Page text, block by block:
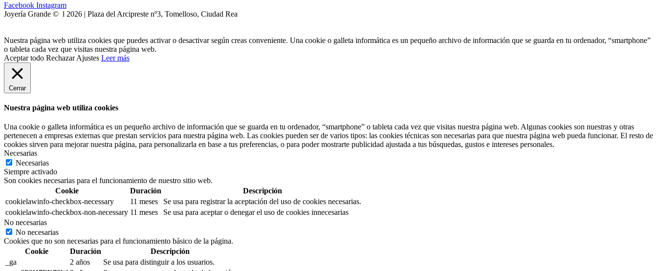
Facebook Instagram
Joyería Grande © l 2026 | Plaza del Arcipreste nº3, Tomelloso, Ciudad Rea
Nuestra página web utiliza cookies que puedes activar o desactivar según creas conveniente. Una cookie o galleta informática es un pequeño archivo de información que se guarda en tu ordenador, “smartphone”
o tableta cada vez que visitas nuestra página web.
Aceptar todo Rechazar Ajustes Leer más
Cerrar
Nuestra página web utiliza cookies
Una cookie o galleta informática es un pequeño archivo de información que se guarda en tu ordenador, “smartphone” o tableta cada vez que visitas nuestra página web. Algunas cookies son nuestras y otras
pertenecen a empresas externas que prestan servicios para nuestra página web. Las cookies pueden ser de varios tipos: las cookies técnicas son necesarias para que nuestra página web pueda funcionar. El resto de
cookies sirven para mejorar nuestra página, para personalizarla en base a tus preferencias, o para poder mostrarte publicidad ajustada a tus búsquedas, gustos e intereses personales.
Necesarias
Necesarias
Siempre activado
Son cookies necesarias para el funcionamiento de nuestro sitio web.
Cookie
Duración
Descripción
cookielawinfo-checkbox-necessary
11 meses
Se usa para registrar la aceptación del uso de cookies necesarias.
cookielawinfo-checkbox-non-necessary 11 meses
Se usa para aceptar o denegar el uso de cookies innecesarias
No necesarias
No necesarias
Cookies que no son necesarias para el funcionamiento básico de la página.
Cookie
Duración
Descripción
_ga
2 años
Se usa para distinguir a los usuarios.